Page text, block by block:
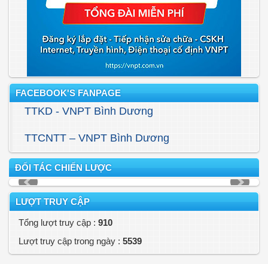
FACEBOOK'S FANPAGE
TTKD - VNPT Bình Dương
TTCNTT – VNPT Bình Dương
ĐỐI TÁC CHIẾN LƯỢC
LƯỢT TRUY CẬP
Tổng lượt truy cập : 910
Lượt truy cập trong ngày : 5539